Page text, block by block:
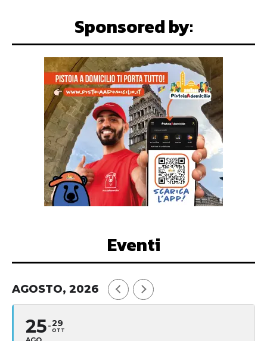
Sponsored by:
Eventi
AGOSTO, 2026
25 29
OTT